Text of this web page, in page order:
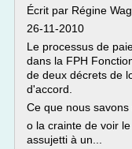
Écrit par Régine
26-11-2010
Le processus de
dans la FPH
de deux décrets de
d'accord.
Ce que nous
o la crainte de voir
assujetti à un...